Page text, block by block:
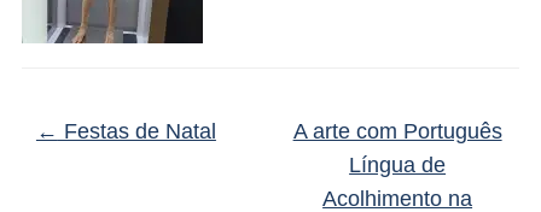
← Festas de Natal
A arte com Português
Língua de
Acolhimento na